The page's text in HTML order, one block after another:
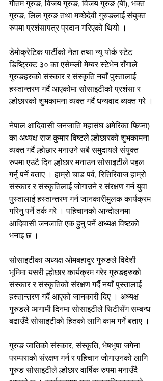
गौतम गुरुङ, विजय गुरुङ, विजय गुरुङ (बी), भक्त
गुरुङ, लिल गुरुङ तथा मच्छेदेवी गुरुङलाई संयुक्त
रुपमा प्रशंसापत्र प्रदान गरिएको थियो ।
डेमोक्रेटिक पार्टीको नेता तथा न्यू योर्क स्टेट
डिष्ट्रिक्ट ३० का एसेम्ब्ली मेम्बर स्टेभेन राँगाले
गुरुङहरुको संस्कार र संस्कृति नयाँ पुस्तालाई
हस्तान्तरण गर्दै आएकोमा सोसाइटीको प्रशंसा र
ल्होछारको शुभकामना व्यक्त गर्दै धन्यवाद व्यक्त गरे ।
नेपाल आदिवासी जनजाति महासंघ अमेरिका फिप्ना)
का अध्यक्ष राज कुमार विष्टले ल्होछारको शुभकामना
व्यक्त गर्दै ल्होछार मनाउने सबै समुदायले संयुक्त
रुपमा एउटै दिन ल्होछार मनाउन सोसाइटीले पहल
गर्नु पर्ने बताए । हाम्रो चाड पर्व, रितिरिवाज हाम्रो
संस्कार र संस्कृतिलाई जोगाउने र संरक्षण गर्न युवा
पुस्तालाई हस्तान्तरण गर्न जानकारीमुलक कार्यक्रम
गरिनु पर्ने तर्क गरे । पहिचानको आन्दोलनमा
आदिवासी जनजाति एक हुनु पर्ने अध्यक्ष विष्टको
भनाइ छ ।
सोसाइटीका अध्यक्ष ओमबहादुर गुरुङले विदेशी
भूमिमा यसरी ल्होछार कार्यक्रम गरेर गुरुङहरुको
संस्कार र संस्कृतिको संरक्षण गर्दै नयाँ पुस्तालाई
हस्तान्तरण गर्दै आएको जानकारी दिए । अध्यक्ष
गुरुङले आगामी दिनमा सोसाइटीले सिटीसँग सम्बन्ध
बढाउँदै सोसाइटीको हितको लागि काम गर्ने बताए ।
गुरुङ जातिको संस्कार, संस्कृति, भेषभुषा जगेना
परम्पराको संरक्षण गर्न र पहिचान जोगाउनको लागि
गुरुङ सोसाइटीले ल्होछार वार्षिक रुपमा मनाउँदै